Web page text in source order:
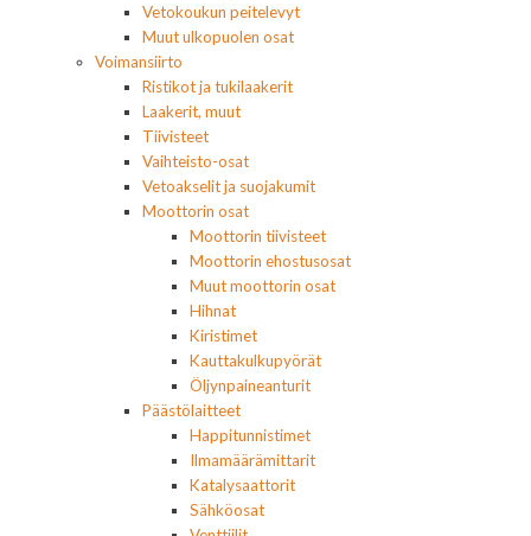
Vetokoukun peitelevyt
Muut ulkopuolen osat
Voimansiirto
Ristikot ja tukilaakerit
Laakerit, muut
Tiivisteet
Vaihteisto-osat
Vetoakselit ja suojakumit
Moottorin osat
Moottorin tiivisteet
Moottorin ehostusosat
Muut moottorin osat
Hihnat
Kiristimet
Kauttakulkupyörät
Öljynpaineanturit
Päästölaitteet
Happitunnistimet
Ilmamäärämittarit
Katalysaattorit
Sähköosat